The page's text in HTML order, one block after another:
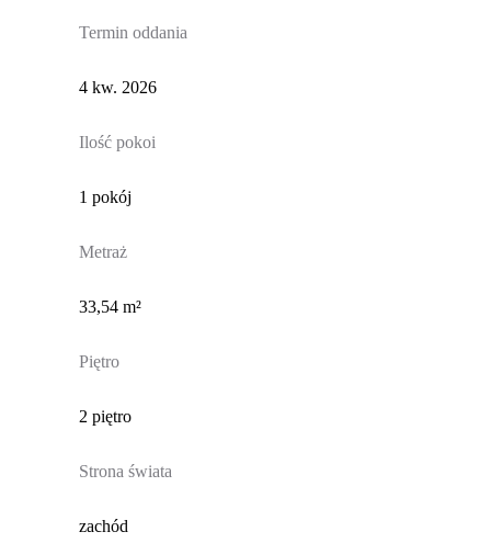
Termin oddania
4 kw. 2026
Ilość pokoi
1 pokój
Metraż
33,54 m²
Piętro
2 piętro
Strona świata
zachód